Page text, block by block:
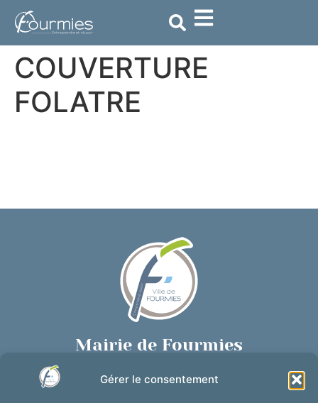
Gérer le consentement
principal
COUVERTURE
FOLATRE
Mairie de Fourmies
03 27 59 69 79